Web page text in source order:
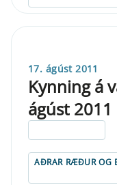
17. ágúst 2011
Kynning á
ágúst 2011
AÐRAR RÆÐUR OG